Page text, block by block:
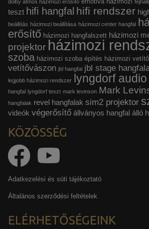
dolby atmos házimozi erősítő
teszt hifi hangfal hifi rendszer
beállítás házimozi beállítása házimozi center hangfal
erősítő házimozi hangfalszett házimozi
projektor házimozi
szoba házimozi szoba építés házimozi vetítő
vetítővászon jbl hangfal jbl stage
legjobb házimozi rendszer lyngdorf audio
hangfal lyngdorf teszt mark levinson Mark
hangfalak revel hangfalak sim2 projektor
videók végerősítő állványos hangfal álló
KÖZÖSSÉG
Adatkezelési és süti tájékoztató
Általános szerződési feltételek
ELÉRHETŐSÉGEINK
reklámajánlatokkal tudjuk megcélozni.